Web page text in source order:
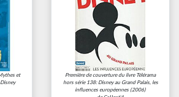
et
Première de couverture du livre Télérama
hors série 138: Disney au Grand Palais, les
influences européennes (2006)